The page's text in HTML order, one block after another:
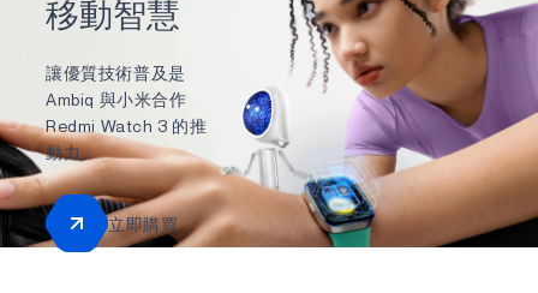
移動智慧
讓優質技術普及是
Ambiq 與小米合作
Redmi Watch 3 的推
動力。
立即購買